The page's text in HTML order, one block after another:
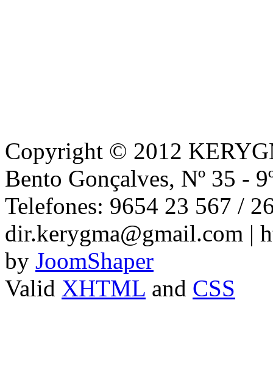
Copyright © 2012
Bento Gonçalves, Nº 35 -
Telefones: 9654 23 567 /
dir.kerygma@gmail.com |
by JoomShaper
Valid XHTML and CSS